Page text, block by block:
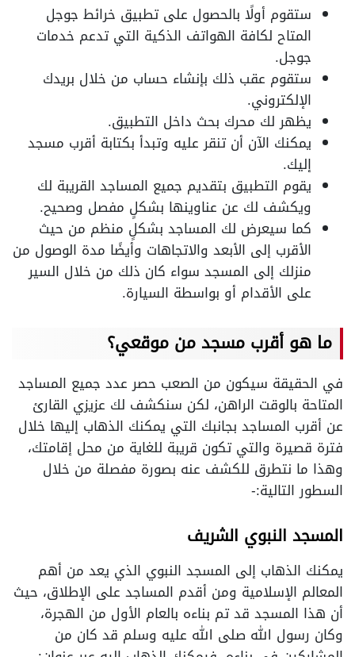
ستقوم أولًا بالحصول على تطبيق خرائط جوجل
المتاح لكافة الهواتف الذكية التي تدعم خدمات
جوجل.
ستقوم عقب ذلك بإنشاء حساب من خلال بريدك
الإلكتروني.
يظهر لك محرك بحث داخل التطبيق.
يمكنك الآن أن تنقر عليه وتبدأ بكتابة أقرب مسجد
إليك.
يقوم التطبيق بتقديم جميع المساجد القريبة لك
ويكشف لك عن عناوينها بشكلٍ مفصل وصحيح.
كما سيعرض لك المساجد بشكلٍ منظم من حيث
الأقرب إلى الأبعد والاتجاهات وأيضًا مدة الوصول من
منزلك إلى المسجد سواء كان ذلك من خلال السير
على الأقدام أو بواسطة السيارة.
ما هو أقرب مسجد من موقعي؟
في الحقيقة سيكون من الصعب حصر عدد جميع المساجد
المتاحة بالوقت الراهن، لكن سنكشف لك عزيزي القارئ
عن أقرب المساجد بجانبك التي يمكنك الذهاب إليها خلال
فترة قصيرة والتي تكون قريبة للغاية من محل إقامتك،
وهذا ما نتطرق للكشف عنه بصورة مفصلة من خلال
السطور التالية:-
المسجد النبوي الشريف
يمكنك الذهاب إلى المسجد النبوي الذي يعد من أهم
المعالم الإسلامية ومن أقدم المساجد على الإطلاق، حيث
أن هذا المسجد قد تم بناءه بالعام الأول من الهجرة،
وكان رسول الله صلى الله عليه وسلم قد كان من